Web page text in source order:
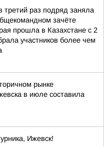
третий раз подряд заняла
зачёте
прошла в Казахстане с 2
участников более чем
рынке
в июле составила
Ижевск!